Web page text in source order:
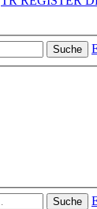
Suche
Suche